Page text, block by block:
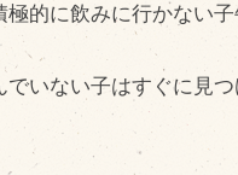
的に飲みに行かない子
いない子はすぐに見つ
ント